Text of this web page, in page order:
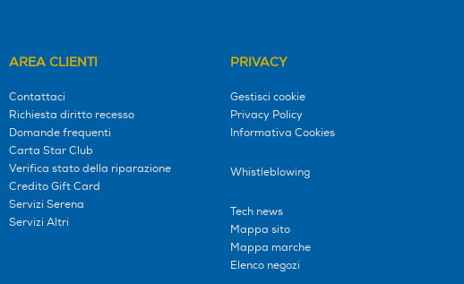
AREA CLIENTI
Contattaci
Richiesta diritto recesso
Domande frequenti
Carta Star Club
Verifica stato della riparazione
Credito Gift Card
Servizi Serena
Servizi Altri
PRIVACY
Gestisci cookie
Privacy Policy
Informativa Cookies
Whistleblowing
Tech news
Mappa sito
Mappa marche
Elenco negozi